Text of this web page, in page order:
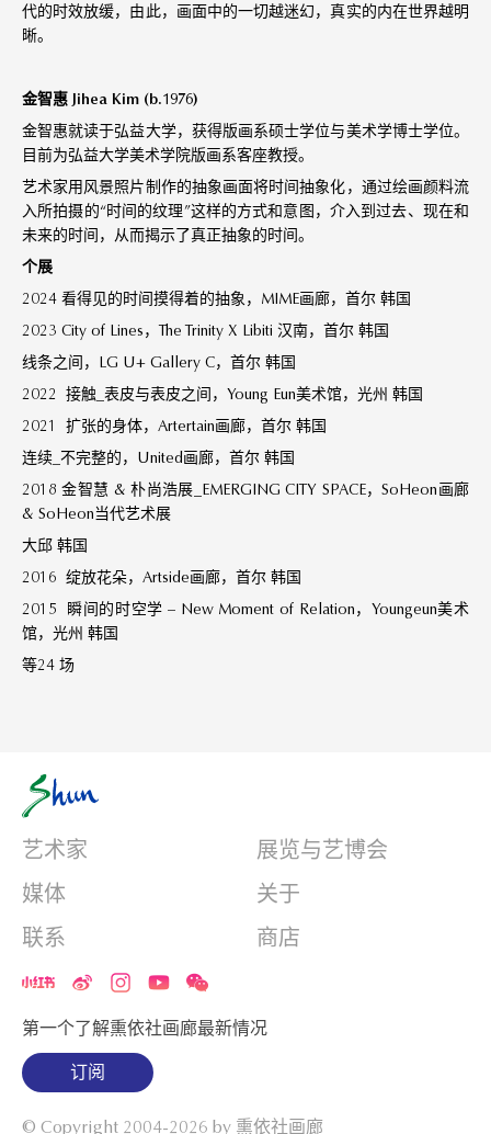
代的时效放缓，由此，画面中的一切越迷幻，真实的内在世界越明
晰。
金智惠 Jihea Kim (b.1976)
金智惠就读于弘益大学，获得版画系硕士学位与美术学博士学位。
目前为弘益大学美术学院版画系客座教授。
艺术家用风景照片制作的抽象画面将时间抽象化，通过绘画颜料流
入所拍摄的“时间的纹理”这样的方式和意图，介入到过去、现在和
未来的时间，从而揭示了真正抽象的时间。
个展
2024 看得见的时间摸得着的抽象，MIME画廊，首尔 韩国
2023 City of Lines，The Trinity X Libiti 汉南，首尔 韩国
线条之间，LG U+ Gallery C，首尔 韩国
2022 接触_表皮与表皮之间，Young Eun美术馆，光州 韩国
2021 扩张的身体，Artertain画廊，首尔 韩国
连续_不完整的，United画廊，首尔 韩国
2018 金智慧 & 朴尚浩展_EMERGING CITY SPACE，SoHeon画廊
& SoHeon当代艺术展
大邱 韩国
2016 绽放花朵，Artside画廊，首尔 韩国
2015 瞬间的时空学 – New Moment of Relation，Youngeun美术
馆，光州 韩国
等24 场
艺术家
展览与艺博会
媒体
关于
联系
商店
第一个了解熏依社画廊最新情况
订阅
© Copyright 2004-2026 by 熏依社画廊